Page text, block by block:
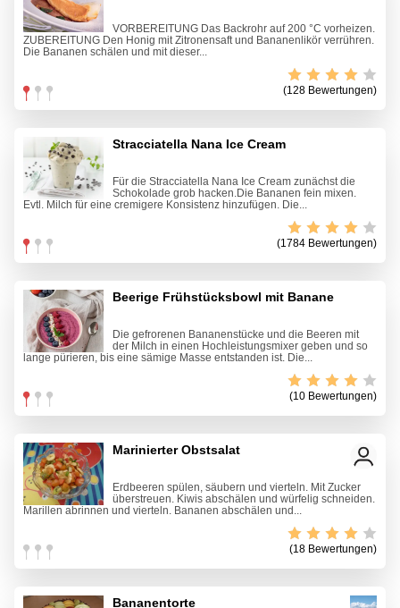
VORBEREITUNG Das Backrohr auf 200 °C vorheizen.
ZUBEREITUNG Den Honig mit Zitronensaft und Bananenlikör verrühren.
Die Bananen schälen und mit dieser...
(128 Bewertungen)
Stracciatella Nana Ice Cream
Für die Stracciatella Nana Ice Cream zunächst die
Schokolade grob hacken.Die Bananen fein mixen.
Evtl. Milch für eine cremigere Konsistenz hinzufügen. Die...
(1784 Bewertungen)
Beerige Frühstücksbowl mit Banane
Die gefrorenen Bananenstücke und die Beeren mit
der Milch in einen Hochleistungsmixer geben und so
lange pürieren, bis eine sämige Masse entstanden ist. Die...
(10 Bewertungen)
Marinierter Obstsalat
Erdbeeren spülen, säubern und vierteln. Mit Zucker
überstreuen. Kiwis abschälen und würfelig schneiden.
Marillen abrinnen und vierteln. Bananen abschälen und...
(18 Bewertungen)
Bananentorte